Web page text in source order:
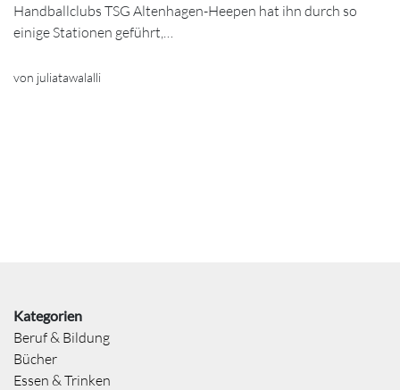
Handballclubs TSG Altenhagen-Heepen hat ihn durch so
einige Stationen geführt,…
von juliatawalalli
Kategorien
Beruf & Bildung
Bücher
Essen & Trinken